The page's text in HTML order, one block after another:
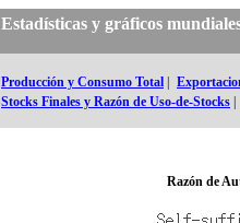
Estadísticas y gráficos
Producción y Consumo Total
Stocks Finales y Razón de Uso-de-Stocks
Razón de